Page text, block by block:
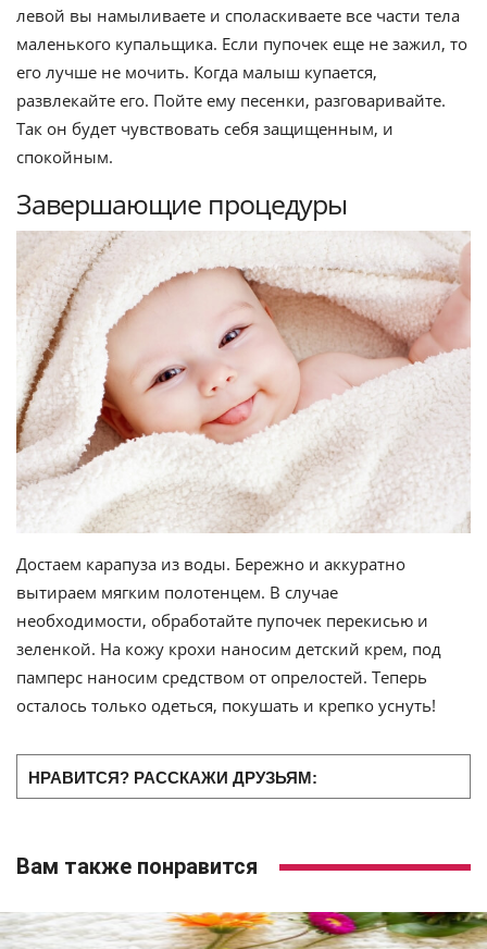
левой вы намыливаете и споласкиваете все части тела
маленького купальщика. Если пупочек еще не зажил, то
его лучше не мочить. Когда малыш купается,
развлекайте его. Пойте ему песенки, разговаривайте.
Так он будет чувствовать себя защищенным, и
спокойным.
Завершающие процедуры
Достаем карапуза из воды. Бережно и аккуратно
вытираем мягким полотенцем. В случае
необходимости, обработайте пупочек перекисью и
зеленкой. На кожу крохи наносим детский крем, под
памперс наносим средством от опрелостей. Теперь
осталось только одеться, покушать и крепко уснуть!
НРАВИТСЯ? РАССКАЖИ ДРУЗЬЯМ:
Вам также понравится